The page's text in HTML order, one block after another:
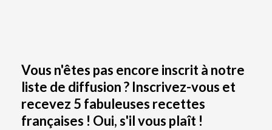
Vous n'êtes pas encore inscrit à notre
liste de diffusion ? Inscrivez-vous et
recevez 5 fabuleuses recettes
françaises ! Oui, s'il vous plaît !